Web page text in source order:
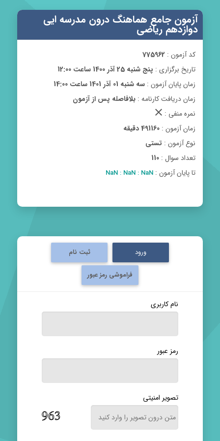
آزمون جامع هماهنگ درون مدرسه ایی
دوازدهم ریاضی
کد آزمون : 775962
تاریخ برگزاری : پنج شنبه 25 آذر 1400 ساعت 12:00
زمان پایان آزمون : سه شنبه 01 آذر 1401 ساعت 14:00
زمان دریافت کارنامه : بلافاصله پس از آزمون
نمره منفی : clear
زمان آزمون : 491160 دقیقه
نوع آزمون : تستی
تعداد سوال : 110
تا پایان آزمون : NaN : NaN : NaN
ورود ثبت نام
فراموشی رمز عبور
نام کاربری
رمز عبور
تصویر امنیتی